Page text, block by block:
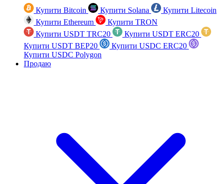
Купити Bitcoin Купити Solana
Купити Litecoin
Купити Ethereum
Купити TRON
Купити USDT TRC20
Купити USDT ERC20
Купити USDT BEP20
Купити USDC ERC20
Купити USDC Polygon
Продаю